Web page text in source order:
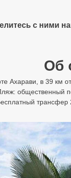
с ними
Об
Ахарави, в 39 км
общественный
трансфер